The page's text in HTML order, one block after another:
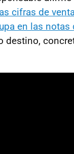
cifras de
en las notas
destino,